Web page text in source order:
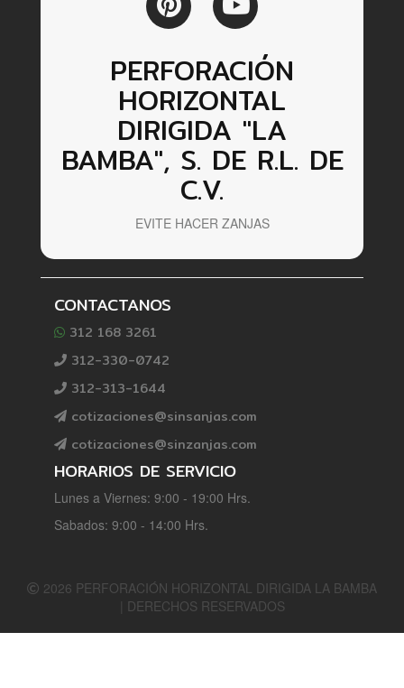
PERFORACIÓN
HORIZONTAL
DIRIGIDA "LA
BAMBA", S. DE R.L. DE
C.V.
EVITE HACER ZANJAS
CONTACTANOS
312 168 3261
312-330-0742
312-313-1644
cotizaciones@sinsanjas.com
cotizaciones@sinzanjas.com
HORARIOS DE SERVICIO
Lunes a Viernes: 9:00 - 19:00 Hrs.
Sabados: 9:00 - 14:00 Hrs.
2026 PERFORACIÓN HORIZONTAL DIRIGIDA LA BAMBA
| DERECHOS RESERVADOS